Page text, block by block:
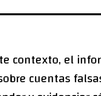
contexto, el
cuentas